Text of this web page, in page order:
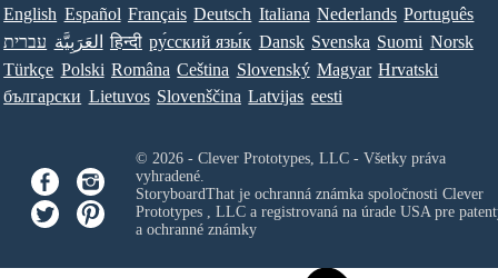
English Español Français Deutsch Italiana Nederlands Português
עברית العَرَبِيَّة हिन्दी ру́сский язы́к Dansk Svenska Suomi Norsk
Türkçe Polski Româna Ceština Slovenský Magyar Hrvatski
български Lietuvos Slovenščina Latvijas eesti
© 2026 - Clever Prototypes, LLC - Všetky práva
vyhradené.
StoryboardThat je ochranná známka spoločnosti Clever
Prototypes , LLCa registrovaná na úrade USA pre
a ochranné známky